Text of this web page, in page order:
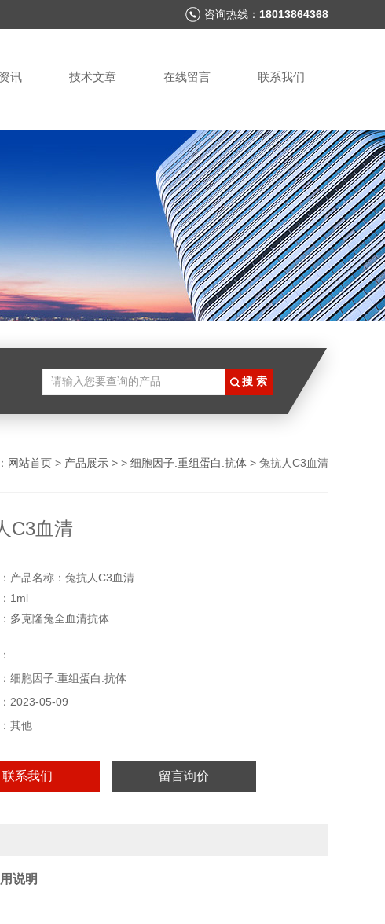
咨询热线： 18013864368
讯 技术文章 在线留言 联系我们
网站首页 > 产品展示 > > 细胞因子.重组蛋白.抗体 > 兔抗人C3血清
C3血清
产品名称：兔抗人C3血清
1ml
多克隆兔全血清抗体
年
供各类抗体，更多产品信息欢迎致电咨询，我们将竭诚为您服
科研实验用，不做其它用途！
细胞因子.重组蛋白.抗体
2023-05-09
其他
联系我们 留言询价
说明